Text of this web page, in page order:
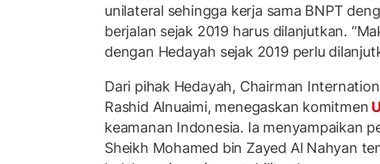
unilateral sehingga kerja sama BNPT
berjalan sejak 2019 harus dilanjutkan.
dengan Hedayah sejak 2019 perlu
Dari pihak Hedayah, Chairman
Rashid Alnuaimi, menegaskan komitmen
keamanan Indonesia. Ia menyampaikan
Sheikh Mohamed bin Zayed Al Nahyan